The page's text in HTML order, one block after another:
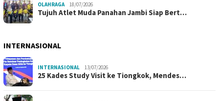
OLAHRAGA 18/07/2026
Tujuh Atlet Muda Panahan Jambi Siap Bert…
INTERNASIONAL
INTERNASIONAL 13/07/2026
25 Kades Study Visit ke Tiongkok, Mendes…